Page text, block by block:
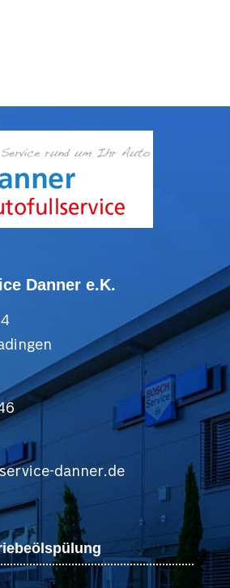
Danner e.K.
danner.de